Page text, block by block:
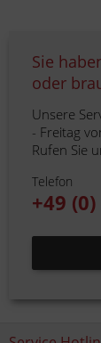
Sie
oder
Unsere
- Freitag
Rufen Sie
Telefon
+49